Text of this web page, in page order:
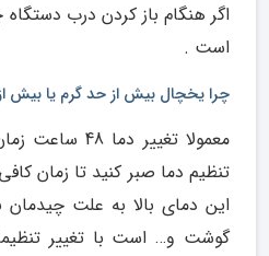
اگر هنگام باز کردن درب
است .
چرا یخچال بیش از حد گرم یا بیش
معمولا تغییر
تنظیم دما صبر کنید تا زمان
این دمای بالا به علت
گوشت و… است با تغییر